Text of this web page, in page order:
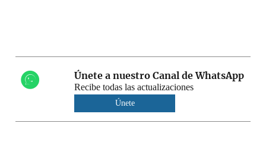
Únete a nuestro Canal de WhatsApp
Recibe todas las actualizaciones
Únete